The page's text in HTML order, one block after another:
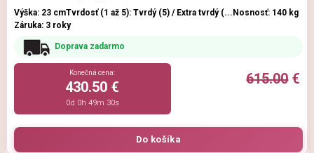
Výška: 23 cmTvrdosť (1 až 5): Tvrdý (5) / Extra tvrdý (...Nosnosť: 140 kg
Záruka: 3 roky
Doprava zadarmo
615.00€
Konečná cena:
430.50 €
0d 0h 49m 29s